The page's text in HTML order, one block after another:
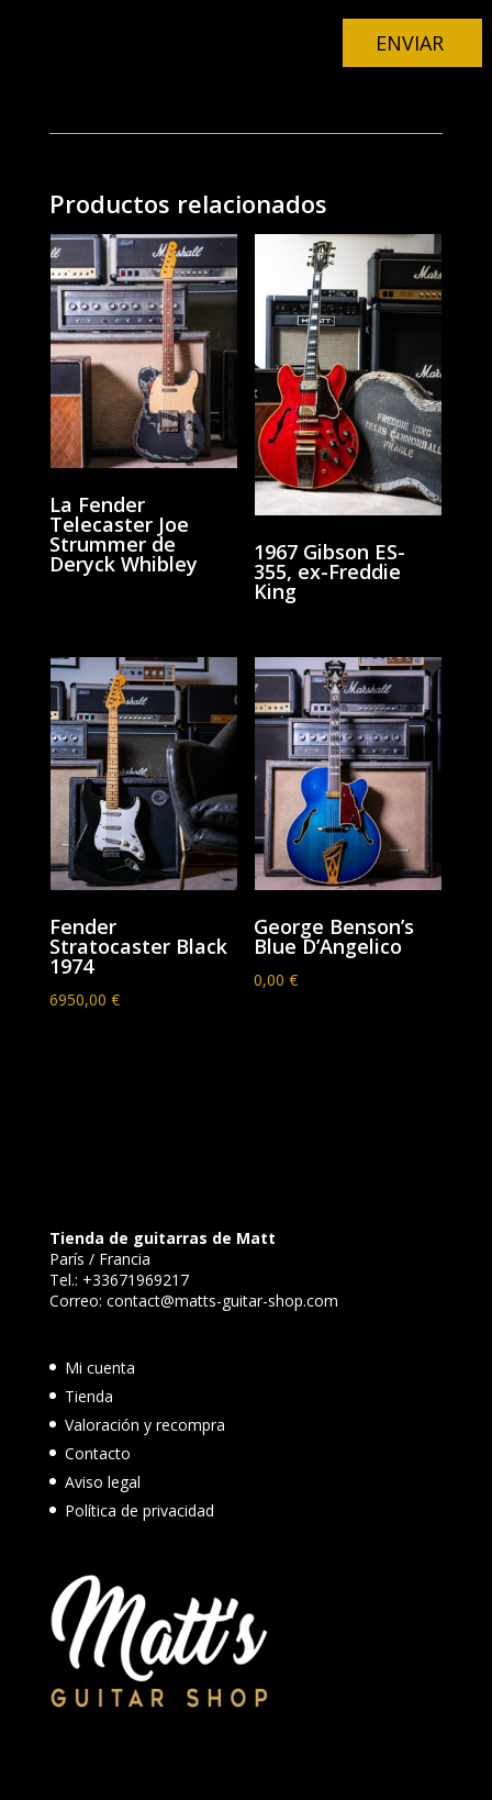
ENVIAR
Productos relacionados
La Fender
Telecaster Joe
Strummer de
Deryck Whibley 1967 Gibson ES-
355, ex-Freddie
King
Fender
Stratocaster Black
1974
6950,00 €
George Benson’s
Blue D’Angelico
0,00€
Tienda de guitarras de Matt
París / Francia
Tel.: +33671969217
Correo: contact@matts-guitar-shop.com
Mi cuenta
Tienda
Valoración y recompra
Contacto
Aviso legal
Política de privacidad